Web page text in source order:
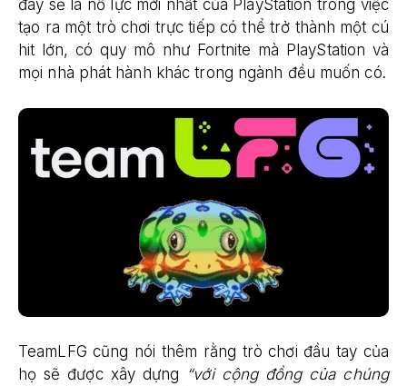
đây sẽ là nỗ lực mới nhất của PlayStation trong việc
tạo ra một trò chơi trực tiếp có thể trở thành một cú
hit lớn, có quy mô như Fortnite mà PlayStation và
mọi nhà phát hành khác trong ngành đều muốn có.
TeamLFG cũng nói thêm rằng trò chơi đầu tay của
họ sẽ được xây dựng “với cộng đồng của chúng